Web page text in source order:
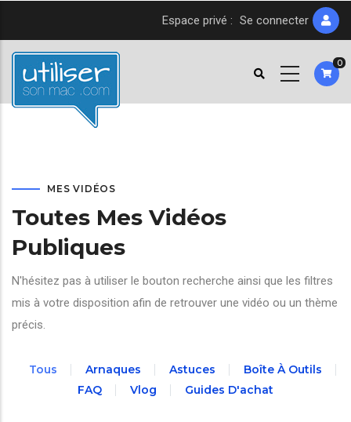
contenu
principal
Espace privé : Se connecter
0
MES VIDÉOS
Toutes Mes Vidéos
Publiques
N'hésitez pas à utiliser le bouton recherche ainsi que les filtres
mis à votre disposition afin de retrouver une vidéo ou un thème
précis.
Tous Arnaques Astuces
Boîte À Outils
FAQ
Vlog Guides D'achat